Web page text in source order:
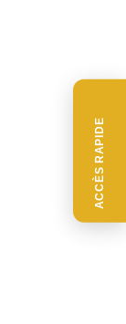
ACCÈS RAPIDE